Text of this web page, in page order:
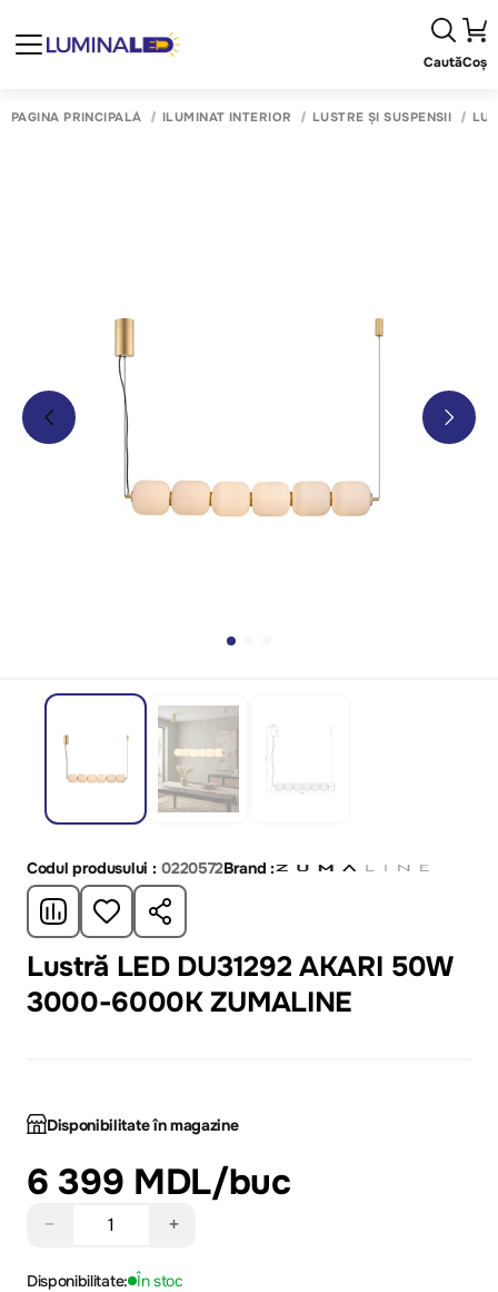
CautăCoș
PAGINA PRINCIPALĂ ILUMINAT INTERIOR LUSTRE ȘI SUSPENSII
Codul produsului : 0220572Brand :
Lustră LED DU31292 AKARI 50W
3000-6000K ZUMALINE
Disponibilitate în magazine
6 399 MDL/buc
− +
Disponibilitate: În stoc